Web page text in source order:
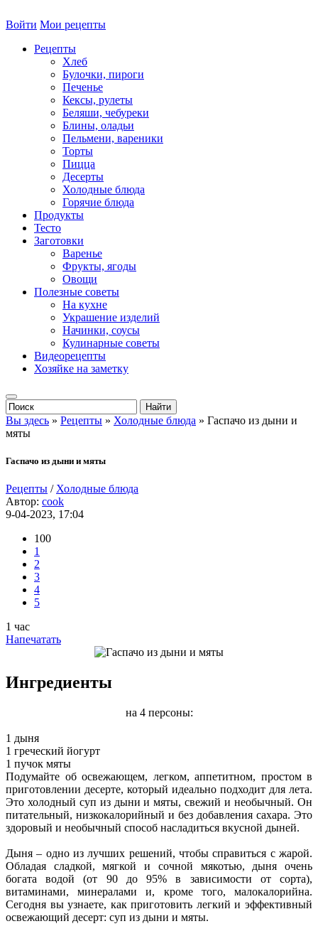
Войти Мои рецепты
Рецепты
Хлеб
Булочки, пироги
Печенье
Кексы, рулеты
Беляши, чебуреки
Блины, оладьи
Пельмени, вареники
Торты
Пицца
Десерты
Холодные блюда
Горячие блюда
Продукты
Тесто
Заготовки
Варенье
Фрукты, ягоды
Овощи
Полезные советы
На кухне
Украшение изделий
Начинки, соусы
Кулинарные советы
Видеорецепты
Хозяйке на заметку
Вы здесь » Рецепты » Холодные блюда » Гаспачо из дыни и
мяты
Гаспачо из дыни и мяты
Рецепты / Холодные блюда
Автор: cook
9-04-2023, 17:04
100
1
2
3
4
5
1 час
Напечатать
Ингредиенты
на 4 персоны:
1 дыня
1 греческий йогурт
1 пучок мяты
Подумайте об освежающем, легком, аппетитном, простом в
приготовлении десерте, который идеально подходит для лета.
Это холодный суп из дыни и мяты, свежий и необычный. Он
питательный, низкокалорийный и без добавления сахара. Это
здоровый и необычный способ насладиться вкусной дыней.
Дыня – одно из лучших решений, чтобы справиться с жарой.
Обладая сладкой, мягкой и сочной мякотью, дыня очень
богата водой (от 90 до 95% в зависимости от сорта),
витаминами, минералами и, кроме того, малокалорийна.
Сегодня вы узнаете, как приготовить легкий и эффективный
освежающий десерт: суп из дыни и мяты.